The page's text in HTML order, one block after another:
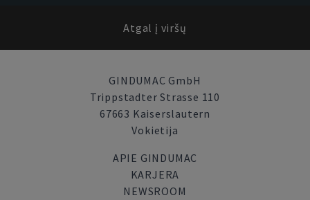
Atgal į viršų
GINDUMAC GmbH
Trippstadter Strasse 110
67663 Kaiserslautern
Vokietija
APIE GINDUMAC
KARJERA
NEWSROOM